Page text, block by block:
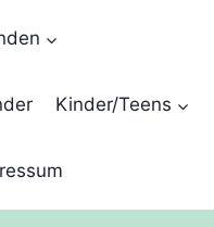
Kinder/Teens